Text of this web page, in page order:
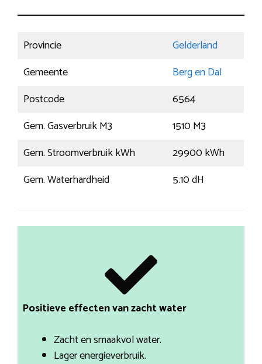
Provincie
Gelderland
Gemeente
Berg en Dal
Postcode
6564
Gem. Gasverbruik M3
1510 M3
Gem. Stroomverbruik kWh
29900 kWh
Gem. Waterhardheid
5.10 dH
Positieve effecten van zacht water
Zacht en smaakvol water.
Lager energieverbruik.